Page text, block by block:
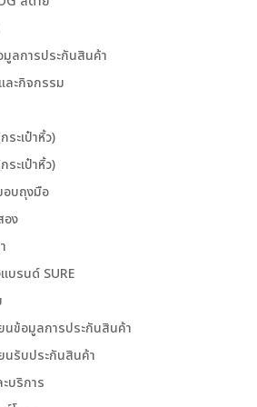
ลการประกันสินค้า
ละกิจกรรม
ะเป๋าหิ้ว)
ะเป๋าหิ้ว)
บถุงมือ
ง
บรนด์ SURE
นข้อมูลการประกันสินค้า
นรับประกันสินค้า
บริการ